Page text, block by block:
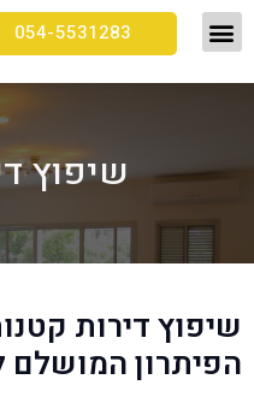
054-5531283
שיפוץ
הפיתרון המושלם